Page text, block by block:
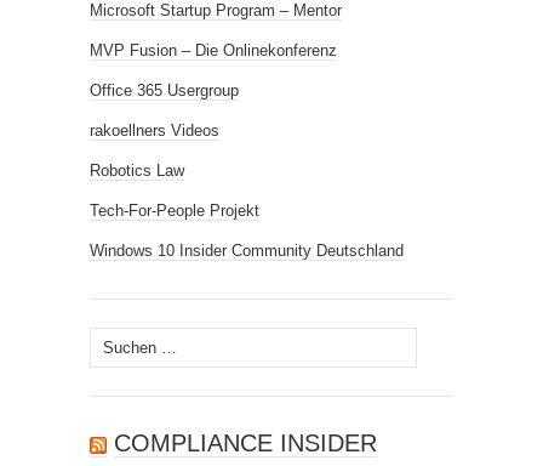
Microsoft Startup Program – Mentor
MVP Fusion – Die Onlinekonferenz
Office 365 Usergroup
rakoellners Videos
Robotics Law
Tech-For-People Projekt
Windows 10 Insider Community Deutschland
Suchen
nach:
COMPLIANCE INSIDER